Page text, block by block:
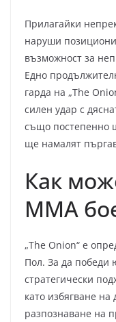
Прилагайки
наруши
възможност за
Едно
гарда на „The
силен удар с
също постепенно
ще намалят
Как
ММА
„The Onion“ е
Пол. За да победи
стратегически
като избягване
разпознаване на